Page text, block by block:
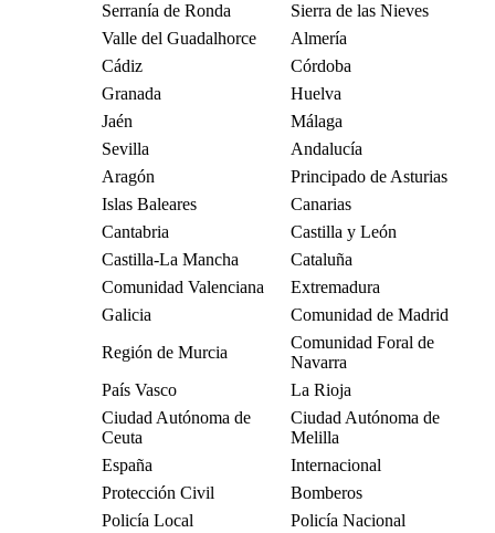
Serranía de Ronda
Sierra de las Nieves
Valle del Guadalhorce
Almería
Cádiz
Córdoba
Granada
Huelva
Jaén
Málaga
Sevilla
Andalucía
Aragón
Principado de Asturias
Islas Baleares
Canarias
Cantabria
Castilla y León
Castilla-La Mancha
Cataluña
Comunidad Valenciana
Extremadura
Galicia
Comunidad de Madrid
Región de Murcia
Comunidad Foral de
Navarra
País Vasco
La Rioja
Ciudad Autónoma de
Ceuta
Ciudad Autónoma de
Melilla
España
Internacional
Protección Civil
Bomberos
Policía Local
Policía Nacional